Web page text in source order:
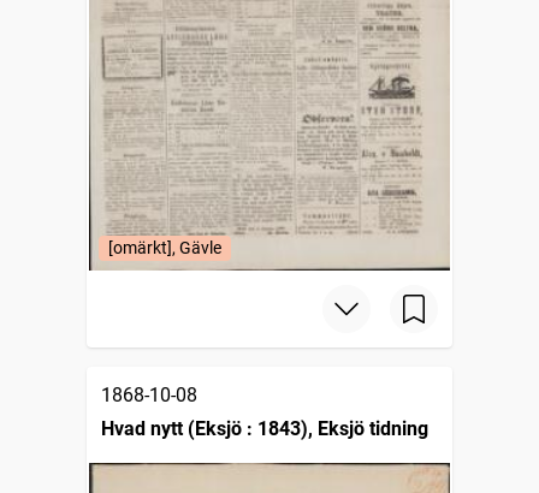
[omärkt], Gävle
1868-10-08
Hvad nytt (Eksjö : 1843), Eksjö tidning